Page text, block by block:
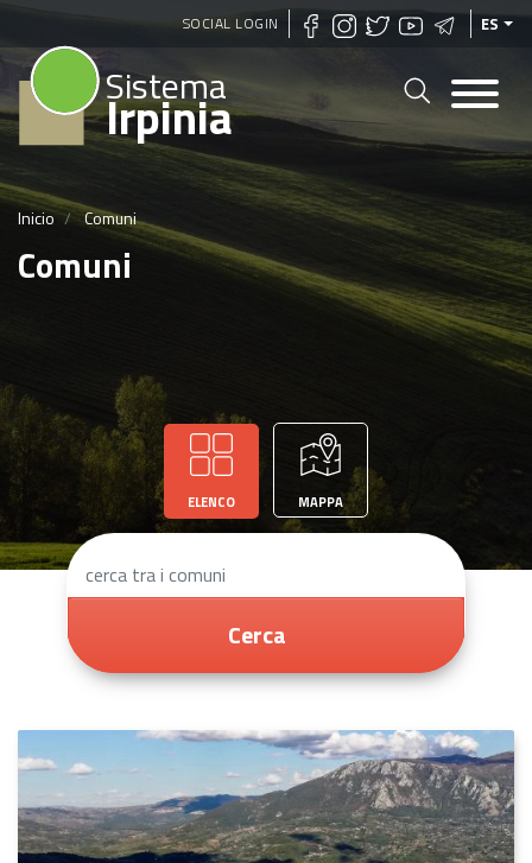
Pasar
al
SOCIAL LOGIN ES
Sistema
Irpinia
Inicio Comuni
Comuni
ELENCO MAPPA
Cerca